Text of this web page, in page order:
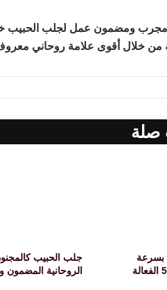
ومضمون عمل لجلب الحبيب
من خلال أقوى علامة روحاني
صلة
بسرعة
جلب الحبيب
الروحانية المضمون